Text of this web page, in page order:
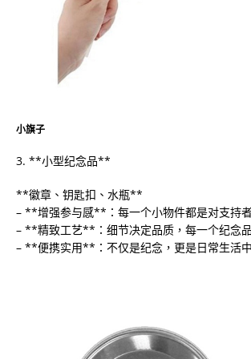
小旗子
3. **小型纪念品**
**徽章、钥匙扣、水瓶**
– **增强参与感**：每一个小物件都是对支持
– **精致工艺**：细节决定品质，每一个纪念
– **便携实用**：不仅是纪念，更是日常生活